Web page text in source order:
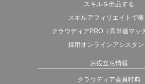
スキルを出品する
スキルアフィリエイトで稼
クラウディアPRO（高単価マッ
採用オンラインアシスタン
お役立ち情報
クラウディア会員特典